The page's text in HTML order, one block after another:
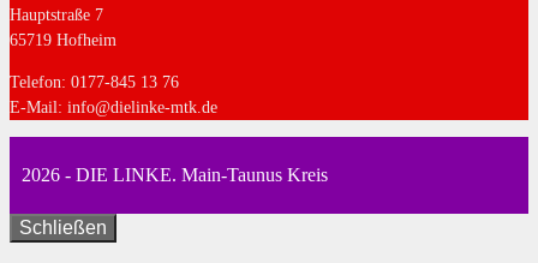
Hauptstraße 7
65719 Hofheim
Telefon: 0177-845 13 76
E-Mail: info@dielinke-mtk.de
2026 - DIE LINKE. Main-Taunus Kreis
Schließen